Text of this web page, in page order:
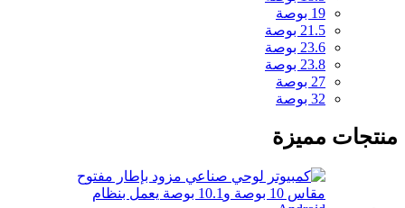
19 بوصة
21.5 بوصة
23.6 بوصة
23.8 بوصة
27 بوصة
32 بوصة
منتجات مميزة